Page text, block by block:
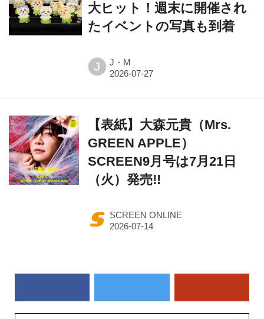
大ヒット！週末に開催され
たイベントの写真も到着
J J・M
【表紙】大森元貴（Mrs.
GREEN APPLE）
SCREEN9月号は7月21日
（火）発売!!
SCREEN ONLINE